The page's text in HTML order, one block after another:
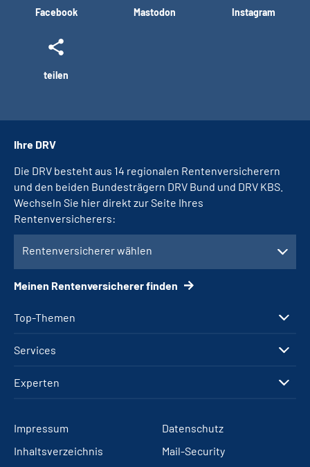
Facebook Mastodon Instagram
teilen
Top-Themen
Services
Experten
Ihre DRV
Die DRV besteht aus 14 regionalen Rentenversicherern
und den beiden Bundesträgern DRV Bund und DRV KBS.
Wechseln Sie hier direkt zur Seite Ihres
Rentenversicherers:
Rentenversicherer wählen
Meinen Rentenversicherer finden
Impressum
Datenschutz
Inhaltsverzeichnis
Mail-Security